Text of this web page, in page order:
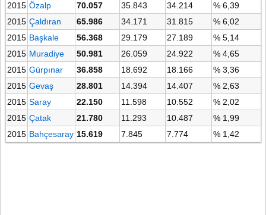
2015 Özalp 70.057 35.843 34.214
% 6,39
2015 Çaldıran 65.986 34.171 31.815
% 6,02
2015 Başkale 56.368 29.179 27.189
% 5,14
2015 Muradiye 50.981 26.059 24.922
% 4,65
2015 Gürpınar 36.858 18.692 18.166
% 3,36
2015 Gevaş 28.801 14.394 14.407
% 2,63
2015 Saray 22.150 11.598 10.552
% 2,02
2015 Çatak 21.780 11.293 10.487
% 1,99
2015 Bahçesaray 15.619 7.845 7.774 % 1,42